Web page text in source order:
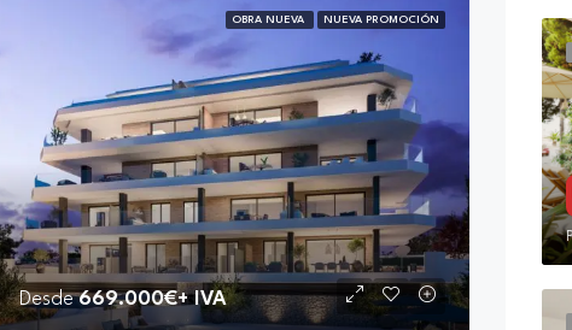
OBRA NUEVA NUEVA PROMOCIÓN
Desde669.000€+ IVA